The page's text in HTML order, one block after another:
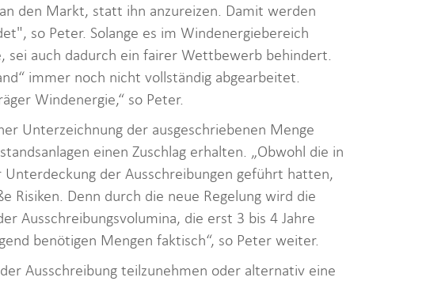
den Markt, statt ihn anzureizen. Damit werden
so Peter. Solange es im Windenergiebereich
sei auch dadurch ein fairer Wettbewerb behindert.
immer noch nicht vollständig abgearbeitet.
Windenergie,“ so Peter.
Unterzeichnung der ausgeschriebenen Menge
einen Zuschlag erhalten. „Obwohl die in
der Ausschreibungen geführt hatten,
Risiken. Denn durch die neue Regelung wird die
Ausschreibungsvolumina, die erst 3 bis 4 Jahre
benötigen Mengen faktisch“, so Peter weiter.
Ausschreibung teilzunehmen oder alternativ eine